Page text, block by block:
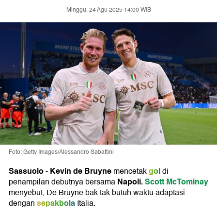
Minggu, 24 Agu 2025 14:00 WIB
Foto: Getty Images/Alessandro Sabattini
Sassuolo-Kevin de Bruynemencetakgoldi
penampilan debutnya bersamaNapoli.Scott McTominay
menyebut, De Bruyne bak tak butuh waktu adaptasi
dengansepakbolaItalia.